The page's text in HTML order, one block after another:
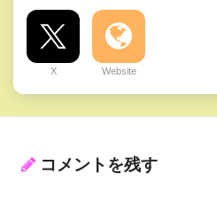
X Website
コメントを残す